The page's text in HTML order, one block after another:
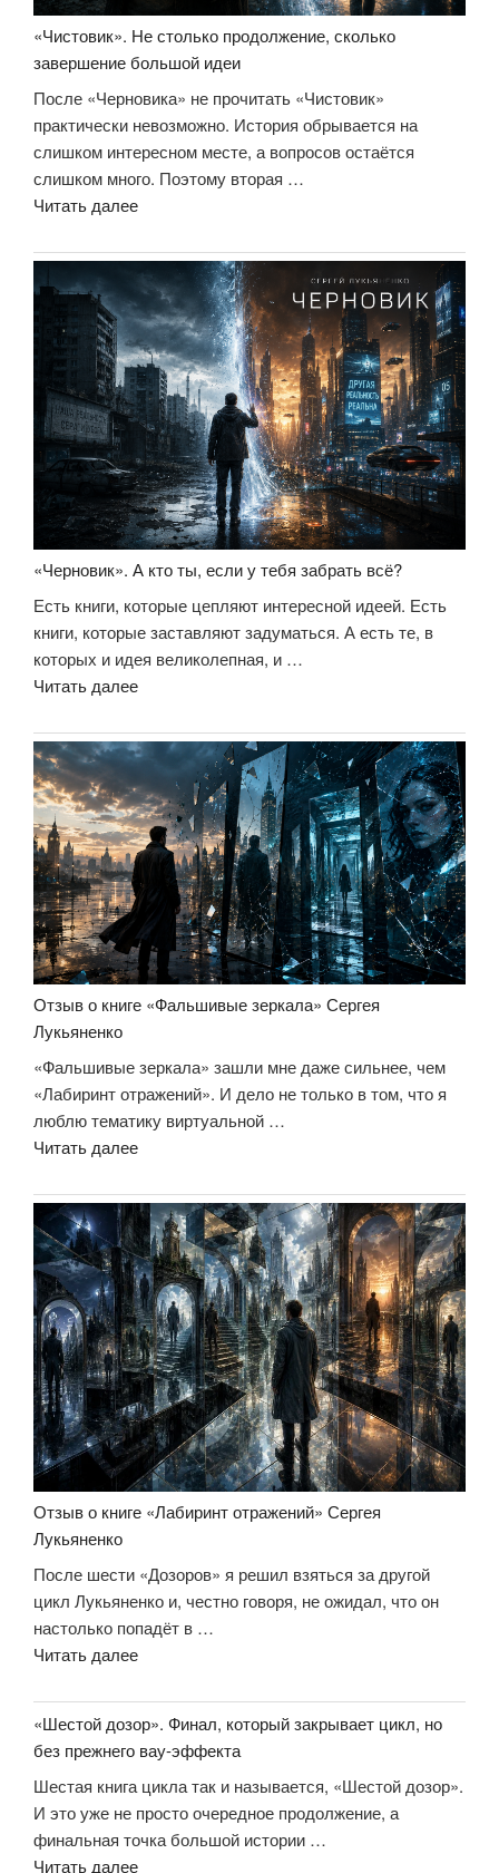
«Чистовик». Не столько продолжение, сколько
завершение большой идеи
После «Черновика» не прочитать «Чистовик»
практически невозможно. История обрывается на
слишком интересном месте, а вопросов остаётся
слишком много. Поэтому вторая …
Читать далее««Чистовик».
столько
продолжение,
сколько
завершение
большой
идеи»
«Черновик». А кто ты, если у тебя забрать всё?
Есть книги, которые цепляют интересной идеей. Есть
книги, которые заставляют задуматься. А есть те, в
которых и идея великолепная, и …
Читать далее««Черновик».
кто
ты,
если
у
тебя
забрать
всё?»
Отзыв о книге «Фальшивые зеркала» Сергея
Лукьяненко
«Фальшивые зеркала» зашли мне даже сильнее, чем
«Лабиринт отражений». И дело не только в том, что я
люблю тематику виртуальной …
Читать далее«Отзыв
книге
«Фальшивые
зеркала»
Сергея
Лукьяненко»
Отзыв о книге «Лабиринт отражений» Сергея
Лукьяненко
После шести «Дозоров» я решил взяться за другой
цикл Лукьяненко и, честно говоря, не ожидал, что он
настолько попадёт в …
Читать далее«Отзыв
книге
«Лабиринт
отражений»
Сергея
Лукьяненко»
«Шестой дозор». Финал, который закрывает цикл, но
без прежнего вау-эффекта
Шестая книга цикла так и называется, «Шестой дозор».
И это уже не просто очередное продолжение, а
финальная точка большой истории …
Читать далее««Шестой